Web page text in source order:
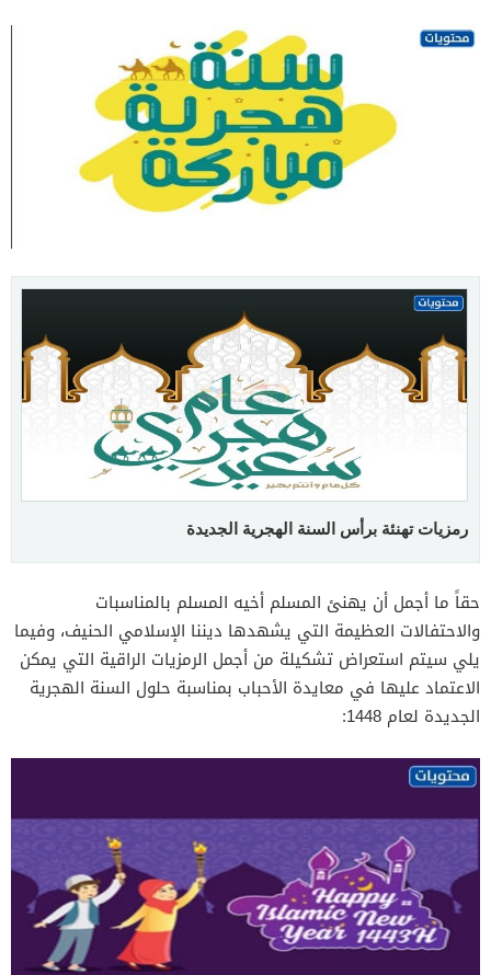
رمزيات تهنئة برأس السنة الهجرية الجديدة
حقاً ما أجمل أن يهنئ المسلم أخيه المسلم بالمناسبات
والاحتفالات العظيمة التي يشهدها ديننا الإسلامي الحنيف، وفيما
يلي سيتم استعراض تشكيلة من أجمل الرمزيات الراقية التي يمكن
الاعتماد عليها في معايدة الأحباب بمناسبة حلول السنة الهجرية
الجديدة لعام 1448: